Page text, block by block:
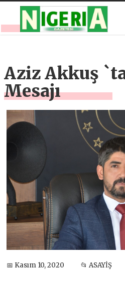
Aziz Akkuş
Mesajı
📅 Kasım 10, 2020 📂 ASAYİŞ